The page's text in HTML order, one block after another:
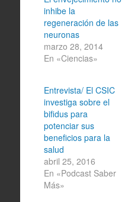
inhibe la
regeneración de las
neuronas
marzo 28, 2014
En «Ciencias»
Entrevista/ El CSIC
investiga sobre el
bifidus para
potenciar sus
beneficios para la
salud
abril 25, 2016
En «Podcast Saber
Más»